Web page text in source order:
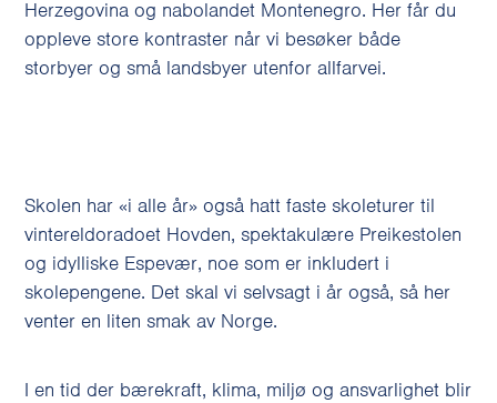
Herzegovina og nabolandet Montenegro. Her får du
oppleve store kontraster når vi besøker både
storbyer og små landsbyer utenfor allfarvei.
Skolen har «i alle år» også hatt faste skoleturer til
vintereldoradoet Hovden, spektakulære Preikestolen
og idylliske Espevær, noe som er inkludert i
skolepengene. Det skal vi selvsagt i år også, så her
venter en liten smak av Norge.
I en tid der bærekraft, klima, miljø og ansvarlighet blir